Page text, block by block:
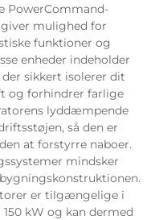
PowerCommand-
mulighed for
funktioner og
enheder indeholder
sikkert isolerer dit
og forhindrer farlige
lyddæmpende
så den er
at forstyrre naboer.
mindsker
er tilgængelige i
kW og kan dermed